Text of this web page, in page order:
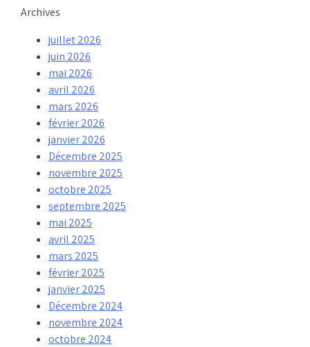
Archives
juillet 2026
juin 2026
mai 2026
avril 2026
mars 2026
février 2026
janvier 2026
Décembre 2025
novembre 2025
octobre 2025
septembre 2025
mai 2025
avril 2025
mars 2025
février 2025
janvier 2025
Décembre 2024
novembre 2024
octobre 2024